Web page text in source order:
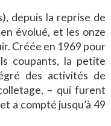
depuis la reprise de
évolué, et les onze
Créée en 1969 pour
coupants, la petite
des activités de
– qui furent
a compté jusqu’à 49